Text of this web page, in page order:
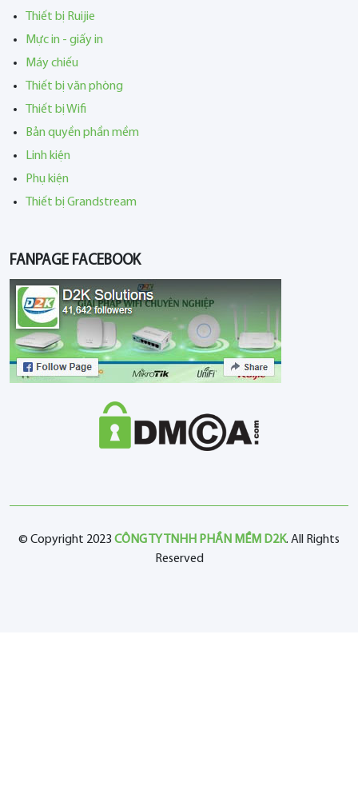
Thiết bị Ruijie
Mực in - giấy in
Máy chiếu
Thiết bị văn phòng
Thiết bị Wifi
Bản quyền phần mềm
Linh kiện
Phụ kiện
Thiết bị Grandstream
FANPAGE FACEBOOK
© Copyright 2023 CÔNG TY TNHH PHẦN MỀM D2K. All Rights
Reserved